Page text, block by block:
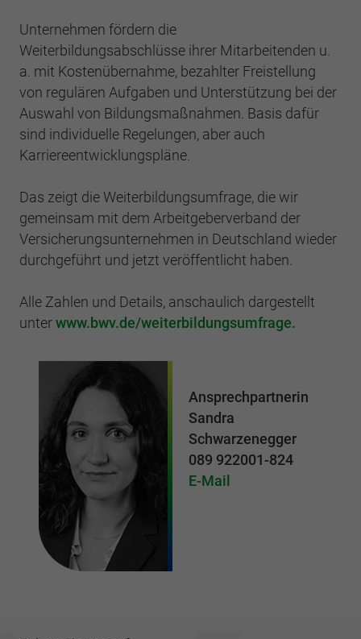
Unternehmen fördern die
Weiterbildungsabschlüsse ihrer Mitarbeitenden u.
a. mit Kostenübernahme, bezahlter Freistellung
von regulären Aufgaben und Unterstützung bei der
Auswahl von Bildungsmaßnahmen. Basis dafür
sind individuelle Regelungen, aber auch
Karriereentwicklungspläne.
Das zeigt die Weiterbildungsumfrage, die wir
gemeinsam mit dem Arbeitgeberverband der
Versicherungsunternehmen in Deutschland wieder
durchgeführt und jetzt veröffentlicht haben.
Alle Zahlen und Details, anschaulich dargestellt
unterwww.bwv.de/weiterbildungsumfrage.
Ansprechpartnerin
Sandra
Schwarzenegger
089 922001-824
E-Mail
Name fe_typo3_user
Anbieter BWV Nordhessen
Laufzeit Sitzungsende
Zweck
Speicherung der Benutzer-ID bei
Anmeldung über den Webseiten-Login .
Name _gid
Anbieter Google Analytics
Laufzeit 1 Tag
Zweck
wird, um statistische Daten dazu, wie der
Besucher die Website nutzt, zu generieren.